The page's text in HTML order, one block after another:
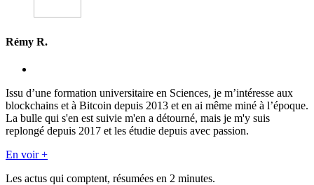
Rémy R.
Issu d’une formation universitaire en Sciences, je m’intéresse aux
blockchains et à Bitcoin depuis 2013 et en ai même miné à l’époque.
La bulle qui s'en est suivie m'en a détourné, mais je m'y suis
replongé depuis 2017 et les étudie depuis avec passion.
En voir +
Les actus qui comptent, résumées en 2 minutes.